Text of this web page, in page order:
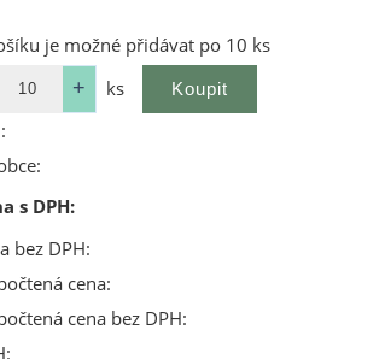
je možné přidávat po 10 ks
ks
s DPH:
bez DPH:
cena:
cena bez DPH: